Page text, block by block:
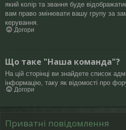
який колір та звання буде
вам право змінювати вашу групу за
керування.
Догори
Що таке "Наша команда"?
На цій сторінці ви знайдете список
інформацію, таку як відомості про
Догори
Приватні повідомлення